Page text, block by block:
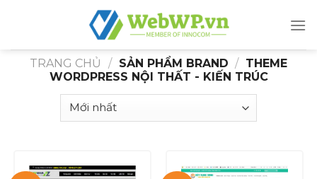
TRANG CHỦ
/ SẢN PHẨM BRAND / THEME
WORDPRESS NỘI THẤT - KIẾN TRÚC